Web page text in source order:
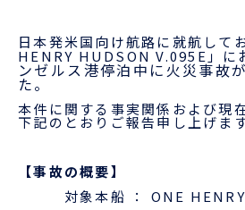
会員ログイ
ニュース
企業情報
ほっとひといき
日本発米国向け航路に就航して
HENRY HUDSON V.095E 」に
ンゼルス港停泊中に火災事故
た。
本件に関する事実関係および現
下記のとおりご報告申し上げます
【事故の概要】
対象本船 ： ONE